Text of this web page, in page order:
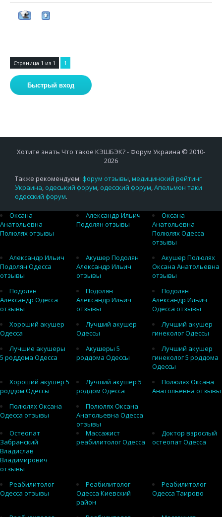
Страница 1 из 1 1
Хотите знать Что такое КЭШБЭК? - Форум Украина © 2010-
2026
Также рекомендуем: форум отзывы,медицинский рейтинг
Украина, одеський форум, одесский форум,Апельмон таки
одесский форум.
Оксана
Анатольевна
Полюлях отзывы
Александр Ильич
Подолян отзывы
Оксана
Анатольевна
Полюлях Одесса
отзывы
Александр Ильич
Подолян Одесса
отзывы
Акушер Подолян
Александр Ильич
отзывы
Акушер Полюлях
Оксана Анатольевна
отзывы
Подолян
Александр Одесса
отзывы
Подолян
Александр Ильич
отзывы
Подолян
Александр Ильич
Одесса отзывы
Хороший акушер
Одесса
Лучший акушер
Одессы
Лучший акушер
гинеколог Одессы
Лучшие акушеры
5 роддома Одесса
Акушеры 5
роддома Одессы
Лучший акушер
гинеколог 5 роддома
Одессы
Хороший акушер 5
роддом Одессы
Лучший акушер 5
роддом Одесса
Полюлях Оксана
Анатольевна отзывы
Полюлях Оксана
Одесса отзывы
Полюлях Оксана
Анатольевна Одесса
отзывы
Остеопат
Забранский
Владислав
Владимирович
отзывы
Массажист
реабилитолог Одесса
Доктор взрослый
остеопат Одесса
Реабилитолог
Одесса отзывы
Реабилитолог
Одесса Киевский
район
Реабилитолог
Одесса Таирово